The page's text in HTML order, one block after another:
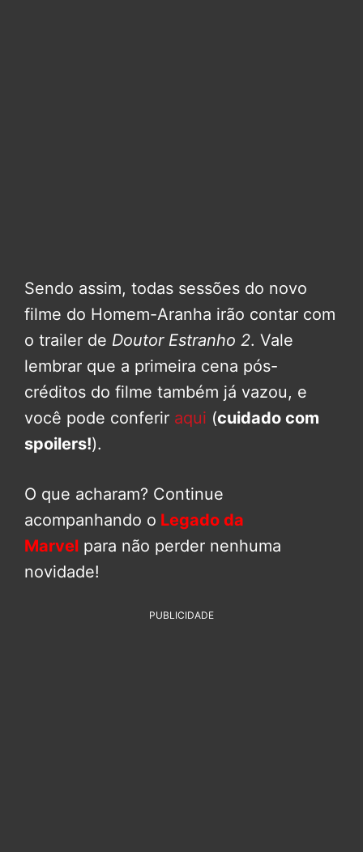
Sendo assim, todas sessões do novo
filme do Homem-Aranha irão contar com
o trailer de Doutor Estranho 2. Vale
lembrar que a primeira cena pós-
créditos do filme também já vazou, e
você pode conferir aqui (cuidado com
spoilers!).
O que acharam? Continue
acompanhando o Legado da
Marvel para não perder nenhuma
novidade!
PUBLICIDADE